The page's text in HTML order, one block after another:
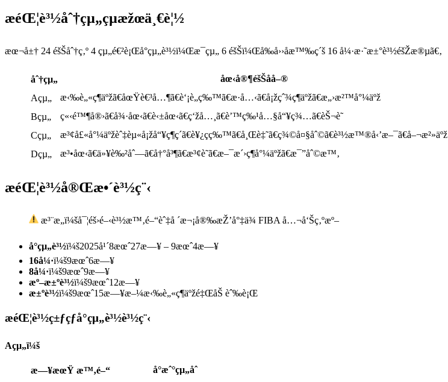
æ­éŒ¦è³½åˆ†çµ„çµæžœä¸€è¦½
æœ¬å±† 24 éšŠåˆ†ç‚º 4 çµ„é€²è¡Œå°çµ„è³½ï¼Œæ¯çµ„ 6 éšŠï¼Œå‰å››åæ™‰ç´š 16 å¼·æ·˜æ±°è³½éšŽæ®µã€‚
åˆ†çµ„
åœ‹å®¶éšŠåå–®
Açµ„
æ‹‰è„«ç¶­äºžã€åœŸè€³å…¶ã€è‘¡è„ç‰™ã€æ·å…‹ã€å¡žçˆ¾ç¶­äºžã€æ„›æ²™å°¼äºž
Bçµ„
ç«‹é™¶å®›ã€å¾·åœ‹ã€è‹±åœ‹ã€ç‘žå…¸ã€è’™ç‰¹å…§å“¥ç¾…ã€èŠ¬è˜­
Cçµ„
æ³¢å£«å°¼äºžèˆ‡èµ«å¡žå“¥ç¶­ç´ã€è¥¿ç­ç‰™ã€å¸Œè‡˜ã€ç¾©å¤§åˆ©ã€è³½æ™®å‹’æ–¯ã€å–¬æ²»äºž
Dçµ„
æ³•åœ‹ã€ä»¥è‰²åˆ—ã€å†°å³¶ã€æ³¢è˜­ã€æ–¯æ´›ç¶­å°¼äºžã€æ¯”åˆ©æ™‚
æ­éŒ¦è³½å®Œæ•´è³½ç¨‹
æ³¨æ„ï¼šå¯¦éš›é–‹è³½æ™‚é–“èˆ‡å ´æ¬¡å®‰æŽ’å°‡ä¾ FIBA å…¬å‘Šç‚ºæº–
å°çµ„è³½ï¼š2025å¹´8æœˆ27æ—¥ – 9æœˆ4æ—¥
16å¼·ï¼š9æœˆ6æ—¥
8å¼·ï¼š9æœˆ9æ—¥
æº–æ±ºè³½ï¼š9æœˆ12æ—¥
æ±ºè³½ï¼š9æœˆ15æ—¥æ–¼æ‹‰è„«ç¶­äºžé‡ŒåŠ èˆ‰è¡Œ
æ­éŒ¦è³½ç±ƒçƒå°çµ„è³½è³½ç¨‹
Açµ„ï¼š
æ—¥æœŸ æ™‚é–“
å°æˆ°çµ„åˆ